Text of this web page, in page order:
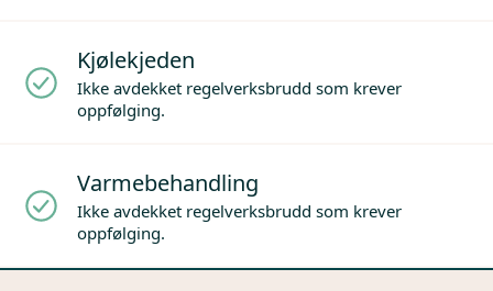
Kjølekjeden
Ikke avdekket regelverksbrudd som krever
oppfølging.
Varmebehandling
Ikke avdekket regelverksbrudd som krever
oppfølging.